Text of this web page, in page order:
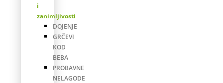
i
zanimljivosti
DOJENJE
GRČEVI
KOD
BEBA
PROBAVNE
NELAGODE